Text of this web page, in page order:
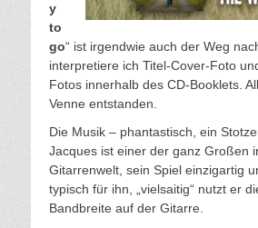
y
to
go“ ist irgendwie auch der Weg
interpretiere ich Titel-Cover-Foto
Fotos innerhalb des CD-Booklets.
Venne entstanden.
Die Musik – phantastisch, ein
Jacques ist einer der ganz Großen
Gitarrenwelt, sein Spiel einzigartig
typisch für ihn, „vielsaitig“ nutzt er
Bandbreite auf der Gitarre.